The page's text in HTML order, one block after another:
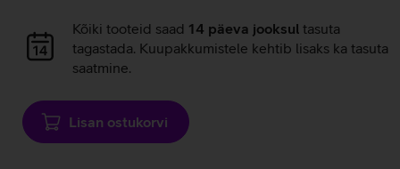
Andmete
laadimine
Kõiki tooteid saad 14 päeva jooksul tasuta
tagastada. Kuupakkumistele kehtib lisaks ka tasuta
saatmine.
Lisan ostukorvi